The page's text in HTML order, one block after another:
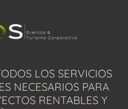
LOS SERVICIOS
NECESARIOS PARA
RENTABLES Y